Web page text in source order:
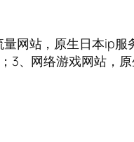
网站，原生日本ip
、网络游戏网站，